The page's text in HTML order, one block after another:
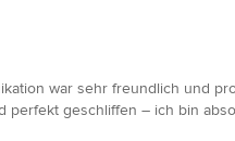
war sehr freundlich und
geschliffen – ich bin